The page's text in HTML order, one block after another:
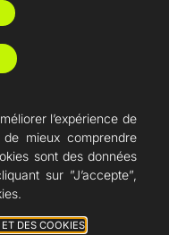
l’expérience de
mieux comprendre
sont des données
sur ”J’accepte”,
DES COOKIES